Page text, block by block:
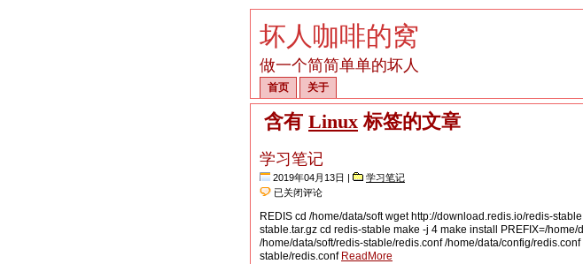
坏人咖啡的窝
做一个简简单单的坏人
首页 关于
含有 Linux 标签的文章
学习笔记
2019年04月13日 |
学习笔记
学
笔
记
已关闭评论
REDIS cd /home/data/soft wget http://download.redis.io/redis-
stable.tar.gz cd redis-stable make -j 4 make install PREFIX=/home/
/home/data/soft/redis-stable/redis.conf /home/data/config/
stable/redis.conf ReadMore